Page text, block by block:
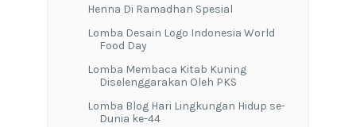
Henna Di Ramadhan Spesial
Lomba Desain Logo Indonesia World
Food Day
Lomba Membaca Kitab Kuning
Diselenggarakan Oleh PKS
Lomba Blog Hari Lingkungan Hidup se-
Dunia ke-44